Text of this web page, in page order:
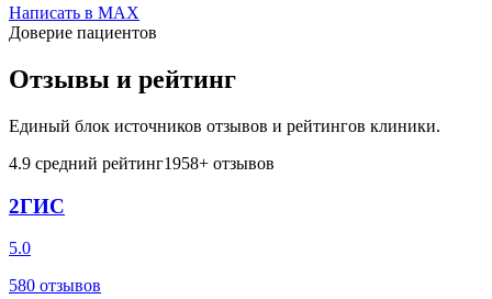
Написать в MAX
Доверие пациентов
Отзывы и рейтинг
Единый блок источников отзывов и рейтингов клиники.
4.9 средний рейтинг1958+ отзывов
2ГИС
5.0
580 отзывов